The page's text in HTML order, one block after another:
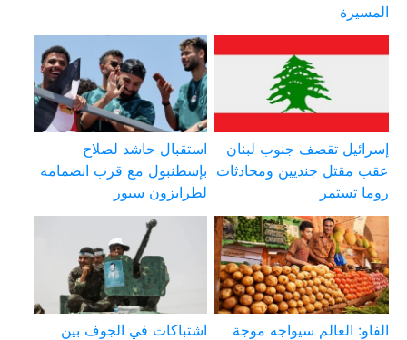
المسيرة
إسرائيل تقصف جنوب لبنان
عقب مقتل جنديين ومحادثات
روما تستمر
استقبال حاشد لصلاح
بإسطنبول مع قرب انضمامه
لطرابزون سبور
الفاو: العالم سيواجه موجة
اشتباكات في الجوف بين